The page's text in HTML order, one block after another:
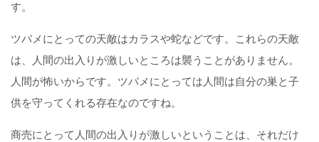
す。
ツバメにとっての天敵はカラスや蛇などです。これらの天敵
は、人間の出入りが激しいところは襲うことがありません。
人間が怖いからです。ツバメにとっては人間は自分の巣と子
供を守ってくれる存在なのですね。
商売にとって人間の出入りが激しいということは、それだけ